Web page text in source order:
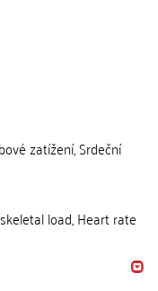
zatížení, Srdeční
load, Heart rate